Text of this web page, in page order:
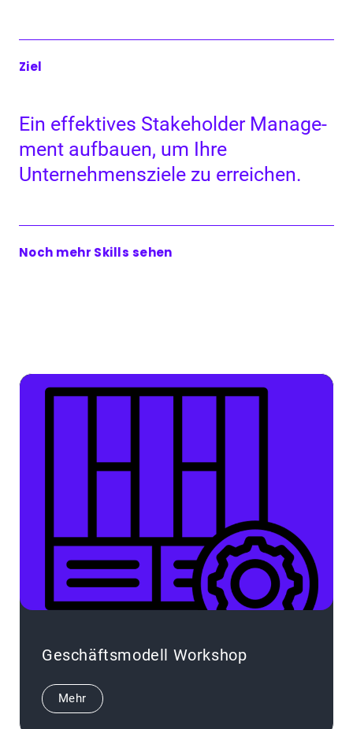
Ziel
Ein effek­tives Stake­hold­er Man­age­
ment auf­bauen, um Ihre
Unternehmen­sziele zu erreichen.
Noch mehr Skills sehen
Geschäftsmodell Workshop
Mehr